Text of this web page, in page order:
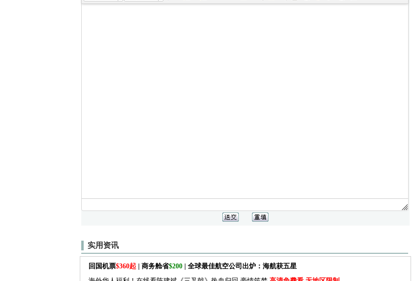
实用资讯
回国机票$360起 | 商务舱省$200| 全球最佳航空公司出炉：海航获五星